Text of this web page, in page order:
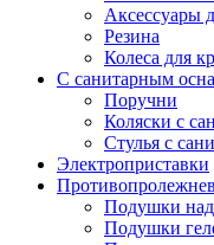
Аксессуары
Резина
Колеса для
С санитарным
Поручни
Коляски с
Стулья с
Электроприставки
Подушки
Подушки